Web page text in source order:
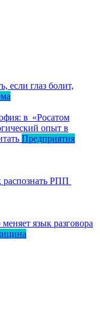
если глаз болит,
в «Росатом
опыт в
Предприятия
распознать РПП
язык разговора